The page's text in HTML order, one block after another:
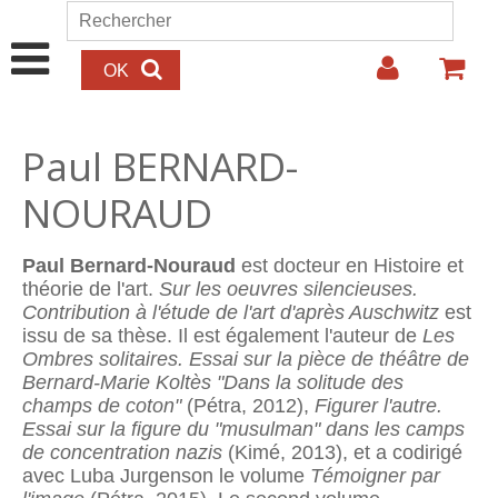
Aller au contenu principal
Formulaire de recherche
Rechercher
Paul BERNARD-
NOURAUD
Paul Bernard-Nouraud est docteur en Histoire et
théorie de l'art. Sur les oeuvres silencieuses.
Contribution à l'étude de l'art d'après Auschwitz est
issu de sa thèse. Il est également l'auteur de Les
Ombres solitaires. Essai sur la pièce de théâtre de
Bernard-Marie Koltès "Dans la solitude des
champs de coton"(Pétra, 2012), Figurer l'autre.
Essai sur la figure du "musulman" dans les camps
de concentration nazis (Kimé, 2013), et a codirigé
avec Luba Jurgenson le volume Témoigner par